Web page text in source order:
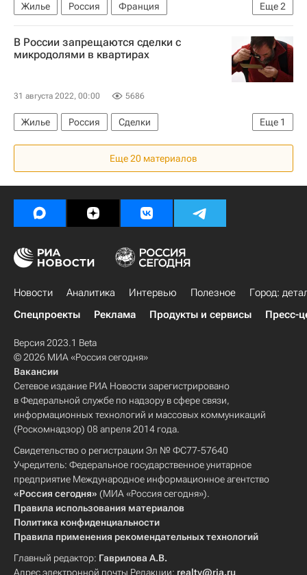
Еще2
Жилье Россия
Франция
Санкции в отношении России
Недвижимость
В России запрещаются сделки с
микродолями в квартирах
31 августа 2022, 00:00 5686
Еще 1
Жилье Россия
Сделки
Законодательство
Еще 20 материалов
Новости Аналитика Интервью Полезное
Город:
Спецпроекты
Реклама Продукты и сервисы Пресс-
Версия 2023.1 Beta
© 2026 МИА «Россия сегодня»
Вакансии
Сетевое издание РИА Новости зарегистрировано
в Федеральной службе по надзору в сфере связи,
информационных технологий и массовых коммуникаций
(Роскомнадзор) 08 апреля 2014 года.
Свидетельство о регистрации Эл № ФС77-57640
Учредитель: Федеральное государственное унитарное
предприятие Международное информационное агентство
«Россия сегодня» (МИА «Россия сегодня»).
Правила использования материалов
Политика конфиденциальности
Правила применения рекомендательных технологий
Главный редактор: Гаврилова А.В.
Адрес электронной почты Редакции: realty@ria.ru